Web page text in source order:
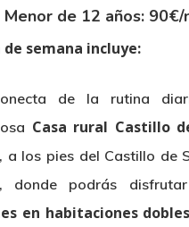
Menor de 12 años: 90€/
de semana incluye:
de la rutina
Casa rural Castillo
, a los pies del Castillo de
donde podrás
en habitaciones